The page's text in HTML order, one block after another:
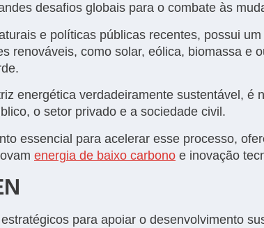
desafios globais para o combate às
e políticas públicas recentes, possui
renováveis, como solar, eólica, biomassa e
energética verdadeiramente sustentável, é
o setor privado e a sociedade civil.
essencial para acelerar esse processo,
energia de baixo carbono e inovação
para apoiar o desenvolvimento